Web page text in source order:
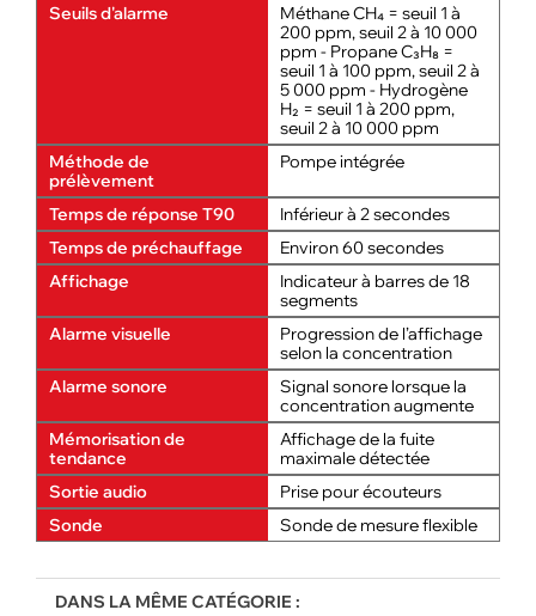
Seuils d'alarme
Méthane CH₄ = seuil 1 à
200 ppm, seuil 2 à 10 000
ppm - Propane C₃H₈ =
seuil 1 à 100 ppm, seuil 2 à
5 000 ppm - Hydrogène
H₂ = seuil 1 à 200 ppm,
seuil 2 à 10 000 ppm
Méthode de
prélèvement
Pompe intégrée
Temps de réponse T90
Inférieur à 2 secondes
Temps de préchauffage
Environ 60 secondes
Affichage
Indicateur à barres de 18
segments
Alarme visuelle
Progression de l’affichage
selon la concentration
Alarme sonore
Signal sonore lorsque la
concentration augmente
Mémorisation de
tendance
Affichage de la fuite
maximale détectée
Sortie audio
Prise pour écouteurs
Sonde
Sonde de mesure flexible
DANS LA MÊME CATÉGORIE :